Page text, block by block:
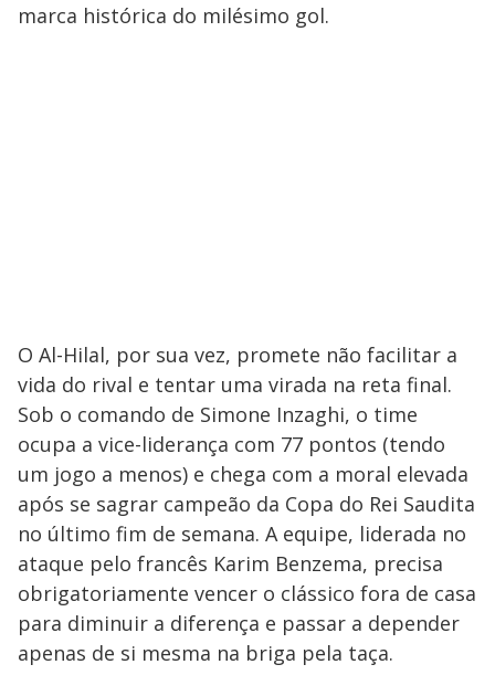
marca histórica do milésimo gol.
O Al-Hilal, por sua vez, promete não facilitar a
vida do rival e tentar uma virada na reta final.
Sob o comando de Simone Inzaghi, o time
ocupa a vice-liderança com 77 pontos (tendo
um jogo a menos) e chega com a moral elevada
após se sagrar campeão da Copa do Rei Saudita
no último fim de semana. A equipe, liderada no
ataque pelo francês Karim Benzema, precisa
obrigatoriamente vencer o clássico fora de casa
para diminuir a diferença e passar a depender
apenas de si mesma na briga pela taça.